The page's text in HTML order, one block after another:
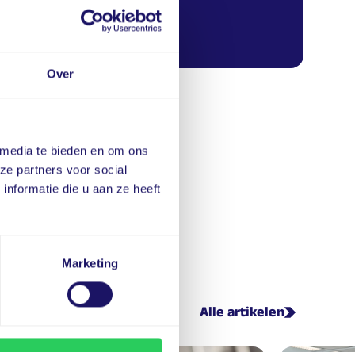
Over
te bieden en om ons
partners voor social
die u aan ze heeft
Marketing
Neem contact op!
Alle artikelen